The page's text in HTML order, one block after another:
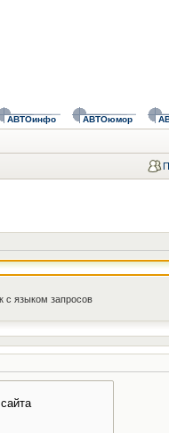
АВТОинфо АВТОюмор
с языком запросов